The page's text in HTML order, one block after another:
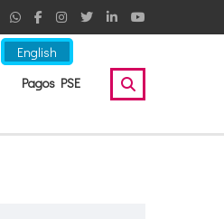
English
Pagos PSE